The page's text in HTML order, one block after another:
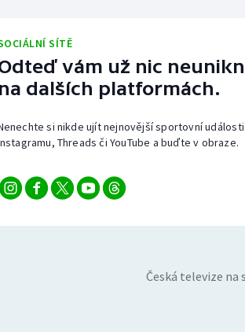
SÍTĚ
vám už nic
na dalších platformách.
si nikde ujít nejnovější sportovní
Threads či YouTube a buďte v obraze.
Česká televize na